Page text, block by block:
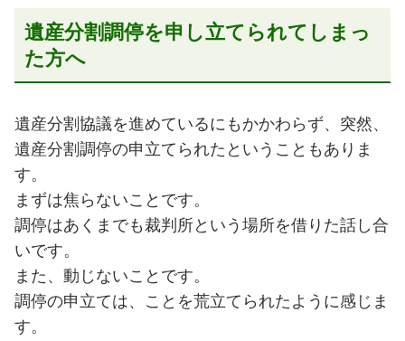
遺産分割調停を申し立てられてしまっ
た方へ
遺産分割協議を進めているにもかかわらず、突然、
遺産分割調停の申立てられたということもありま
す。
まずは焦らないことです。
調停はあくまでも裁判所という場所を借りた話し合
いです。
また、動じないことです。
調停の申立ては、ことを荒立てられたように感じま
す。